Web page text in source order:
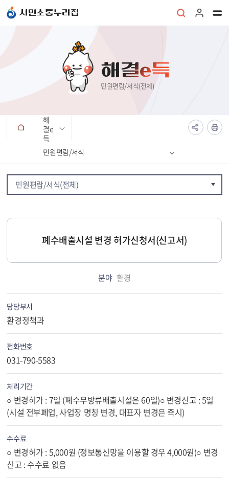
시민소통누리집
해결e득
민원편람/서식(전체)
해
결e
득
민원편람/서식
민원편람/서식(전체)
폐수배출시설 변경 허가신청서(신고서)
분야 환경
담당부서
환경정책과
전화번호
031-790-5583
처리기간
○ 변경허가 : 7일 (폐수무방류배출시설은 60일)○ 변경신고 : 5일
(시설 전부폐업, 사업장 명칭 변경, 대표자 변경은 즉시)
수수료
○ 변경허가 : 5,000원 (정보통신망을 이용할 경우 4,000원)○ 변경
신고 : 수수료 없음